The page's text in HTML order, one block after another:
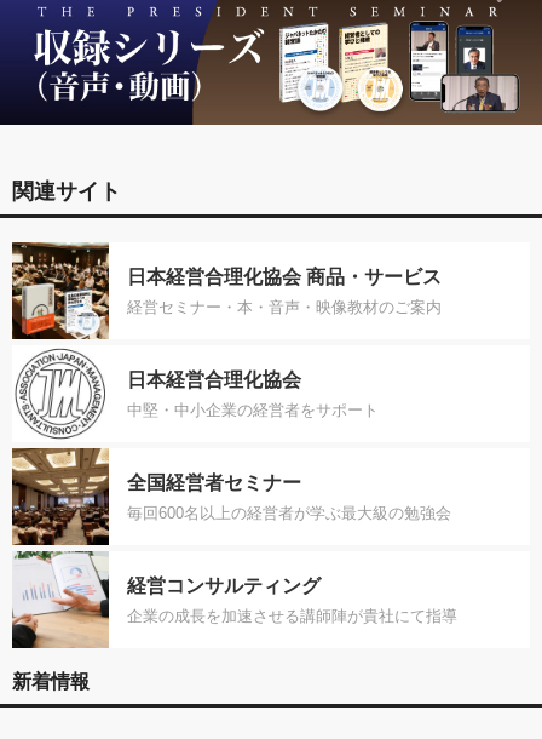
関連サイト
日本経営合理化協会 商品・サービス
経営セミナー・本・音声・映像教材のご案内
日本経営合理化協会
中堅・中小企業の経営者をサポート
全国経営者セミナー
毎回600名以上の経営者が学ぶ最大級の勉強会
経営コンサルティング
企業の成長を加速させる講師陣が貴社にて指導
新着情報